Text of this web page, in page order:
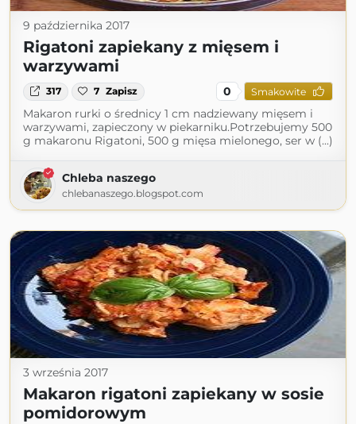
9 października 2017
Rigatoni zapiekany z mięsem i
warzywami
317 7 Zapisz 0 Smakowite
Makaron rurki o średnicy 1 cm nadziewany mięsem i
warzywami, zapieczony w piekarniku.Potrzebujemy 500
g makaronu Rigatoni, 500 g mięsa mielonego, ser w (...)
Chleba naszego
chlebanaszego.blogspot.com
3 września 2017
Makaron rigatoni zapiekany w sosie
pomidorowym